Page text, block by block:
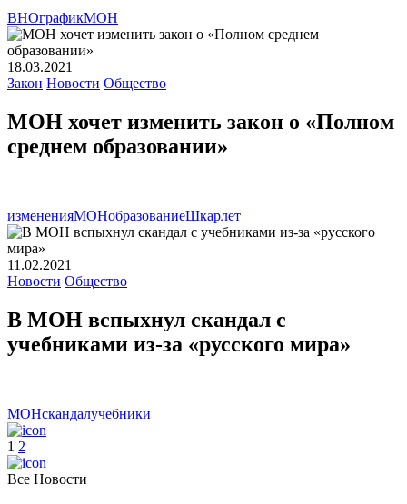
ВНОграфикМОН
18.03.2021
Закон Новости Общество
МОН хочет изменить закон о «Полном
среднем образовании»
измененияМОНобразованиеШкарлет
11.02.2021
Новости Общество
В МОН вспыхнул скандал с
учебниками из-за «русского мира»
МОНскандалучебники
1 2
Все Новости